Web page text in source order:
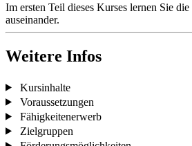
Im ersten Teil dieses Kurses lernen Sie
auseinander.
Weitere Infos
Kursinhalte
Voraussetzungen
Fähigkeitenerwerb
Zielgruppen